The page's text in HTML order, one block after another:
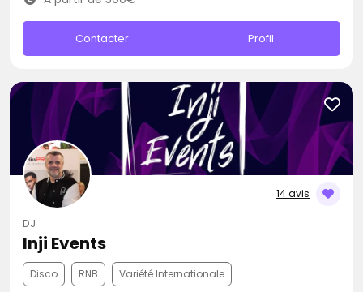
Contacter Profil
14 avis
DJ
Inji Events
Disco RNB Variété Internationale